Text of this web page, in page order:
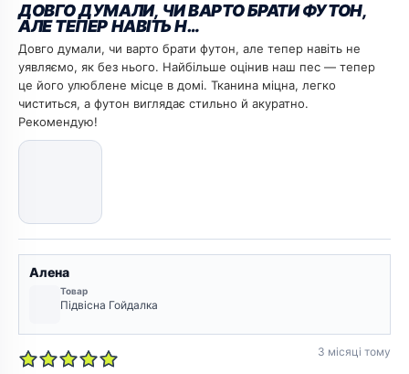
ДОВГО ДУМАЛИ, ЧИ ВАРТО БРАТИ ФУТОН,
АЛЕ ТЕПЕР НАВІТЬ Н…
Довго думали, чи варто брати футон, але тепер навіть не
уявляємо, як без нього. Найбільше оцінив наш пес — тепер
це його улюблене місце в домі. Тканина міцна, легко
чиститься, а футон виглядає стильно й акуратно.
Рекомендую!
Алена
Товар
Підвісна Гойдалка
3 місяці тому